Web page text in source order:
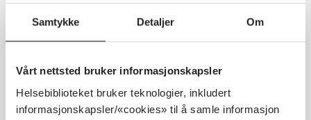
Samtykke Detaljer Om
Vårt nettsted bruker informasjonskapsler
Helsebiblioteket bruker teknologier, inkludert
informasjonskapsler/«cookies» til å samle informasjon
fra USA og England har gitt ny og
evidensbasert kunnskap omkring
dosering av okklusjonsbehandling, samt
bruk av atropindråper i det friske øyet.